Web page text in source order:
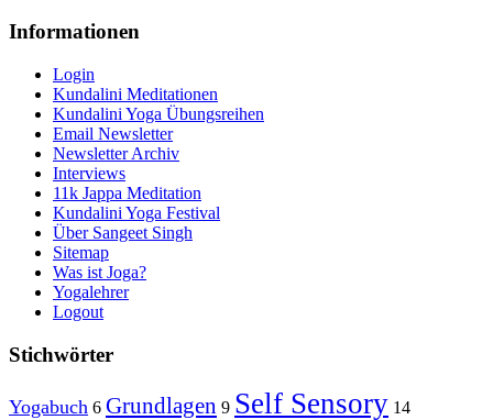
Informationen
Login
Kundalini Meditationen
Kundalini Yoga Übungsreihen
Email Newsletter
Newsletter Archiv
Interviews
11k Jappa Meditation
Kundalini Yoga Festival
Über Sangeet Singh
Sitemap
Was ist Joga?
Yogalehrer
Logout
Stichwörter
Yogabuch 6 Grundlagen 9 Self Sensory 14